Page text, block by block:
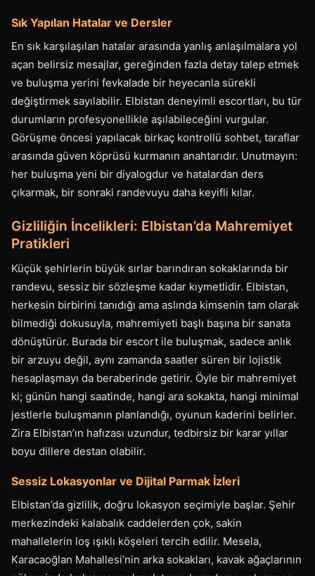
Sık Yapılan Hatalar ve Dersler
En sık karşılaşılan hatalar arasında yanlış anlaşılmalara yol
açan belirsiz mesajlar, gereğinden fazla detay talep etmek
ve buluşma yerini fevkalade bir heyecanla sürekli
değiştirmek sayılabilir. Elbistan deneyimli escortları, bu tür
durumların profesyonellikle aşılabileceğini vurgular.
Görüşme öncesi yapılacak birkaç kontrollü sohbet, taraflar
arasında güven köprüsü kurmanın anahtarıdır. Unutmayın:
her buluşma yeni bir diyalogdur ve hatalardan ders
çıkarmak, bir sonraki randevuyu daha keyifli kılar.
Gizliliğin İncelikleri: Elbistan’da Mahremiyet
Pratikleri
Küçük şehirlerin büyük sırlar barındıran sokaklarında bir
randevu, sessiz bir sözleşme kadar kıymetlidir. Elbistan,
herkesin birbirini tanıdığı ama aslında kimsenin tam olarak
bilmediği dokusuyla, mahremiyeti başlı başına bir sanata
dönüştürür. Burada bir escort ile buluşmak, sadece anlık
bir arzuyu değil, aynı zamanda saatler süren bir lojistik
hesaplaşmayı da beraberinde getirir. Öyle bir mahremiyet
ki; günün hangi saatinde, hangi ara sokakta, hangi minimal
jestlerle buluşmanın planlandığı, oyunun kaderini belirler.
Zira Elbistan’ın hafızası uzundur, tedbirsiz bir karar yıllar
boyu dillere destan olabilir.
Sessiz Lokasyonlar ve Dijital Parmak İzleri
Elbistan’da gizlilik, doğru lokasyon seçimiyle başlar. Şehir
merkezindeki kalabalık caddelerden çok, sakin
mahallelerin loş ışıklı köşeleri tercih edilir. Mesela,
Karacaoğlan Mahallesi’nin arka sokakları, kavak ağaçlarının